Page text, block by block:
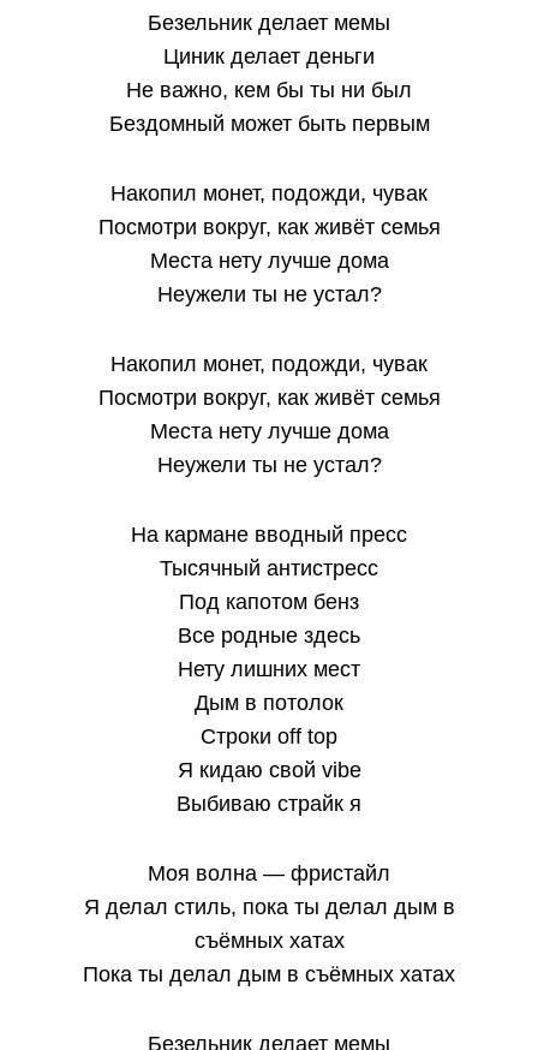
Безельник делает мемы
Циник делает деньги
Не важно, кем бы ты ни был
Бездомный может быть первым
Накопил монет, подожди, чувак
Посмотри вокруг, как живёт семья
Места нету лучше дома
Неужели ты не устал?
Накопил монет, подожди, чувак
Посмотри вокруг, как живёт семья
Места нету лучше дома
Неужели ты не устал?
На кармане вводный пресс
Тысячный антистресс
Под капотом бенз
Все родные здесь
Нету лишних мест
Дым в потолок
Строки off top
Я кидаю свой vibе
Выбиваю страйк я
Моя волна — фристайл
Я делал стиль, пока ты делал дым в
съёмных хатах
Пока ты делал дым в съёмных хатах
Безельник делает мемы